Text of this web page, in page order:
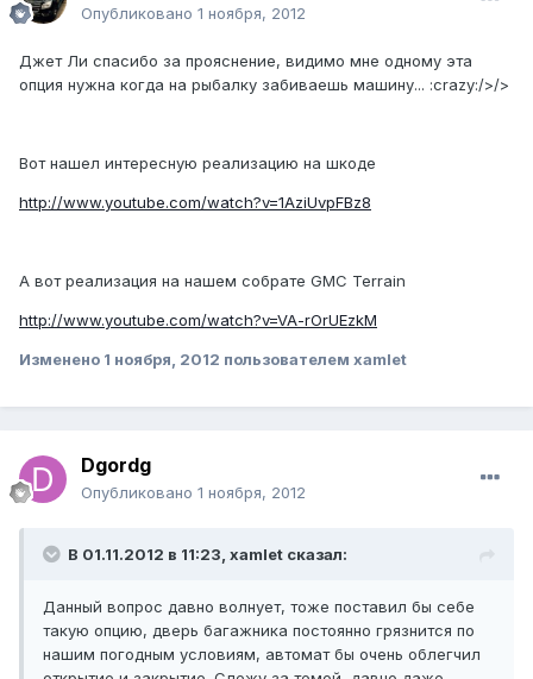
Опубликовано 1 ноября, 2012
Джет Ли спасибо за прояснение, видимо мне одному эта
опция нужна когда на рыбалку забиваешь машину... :crazy:/>/>
Вот нашел интересную реализацию на шкоде
http://www.youtube.com/watch?v=1AziUvpFBz8
А вот реализация на нашем собрате GMC Terrain
http://www.youtube.com/watch?v=VA-rOrUEzkM
Изменено 1 ноября, 2012 пользователем xamlet
Dgordg
Опубликовано 1 ноября, 2012
В 01.11.2012 в 11:23, xamlet сказал:
Данный вопрос давно волнует, тоже поставил бы себе
такую опцию, дверь багажника постоянно грязнится по
нашим погодным условиям, автомат бы очень облегчил